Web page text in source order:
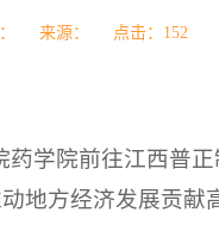
： 来源： 点击： 152
药学院前往江西普
地方经济发展贡献